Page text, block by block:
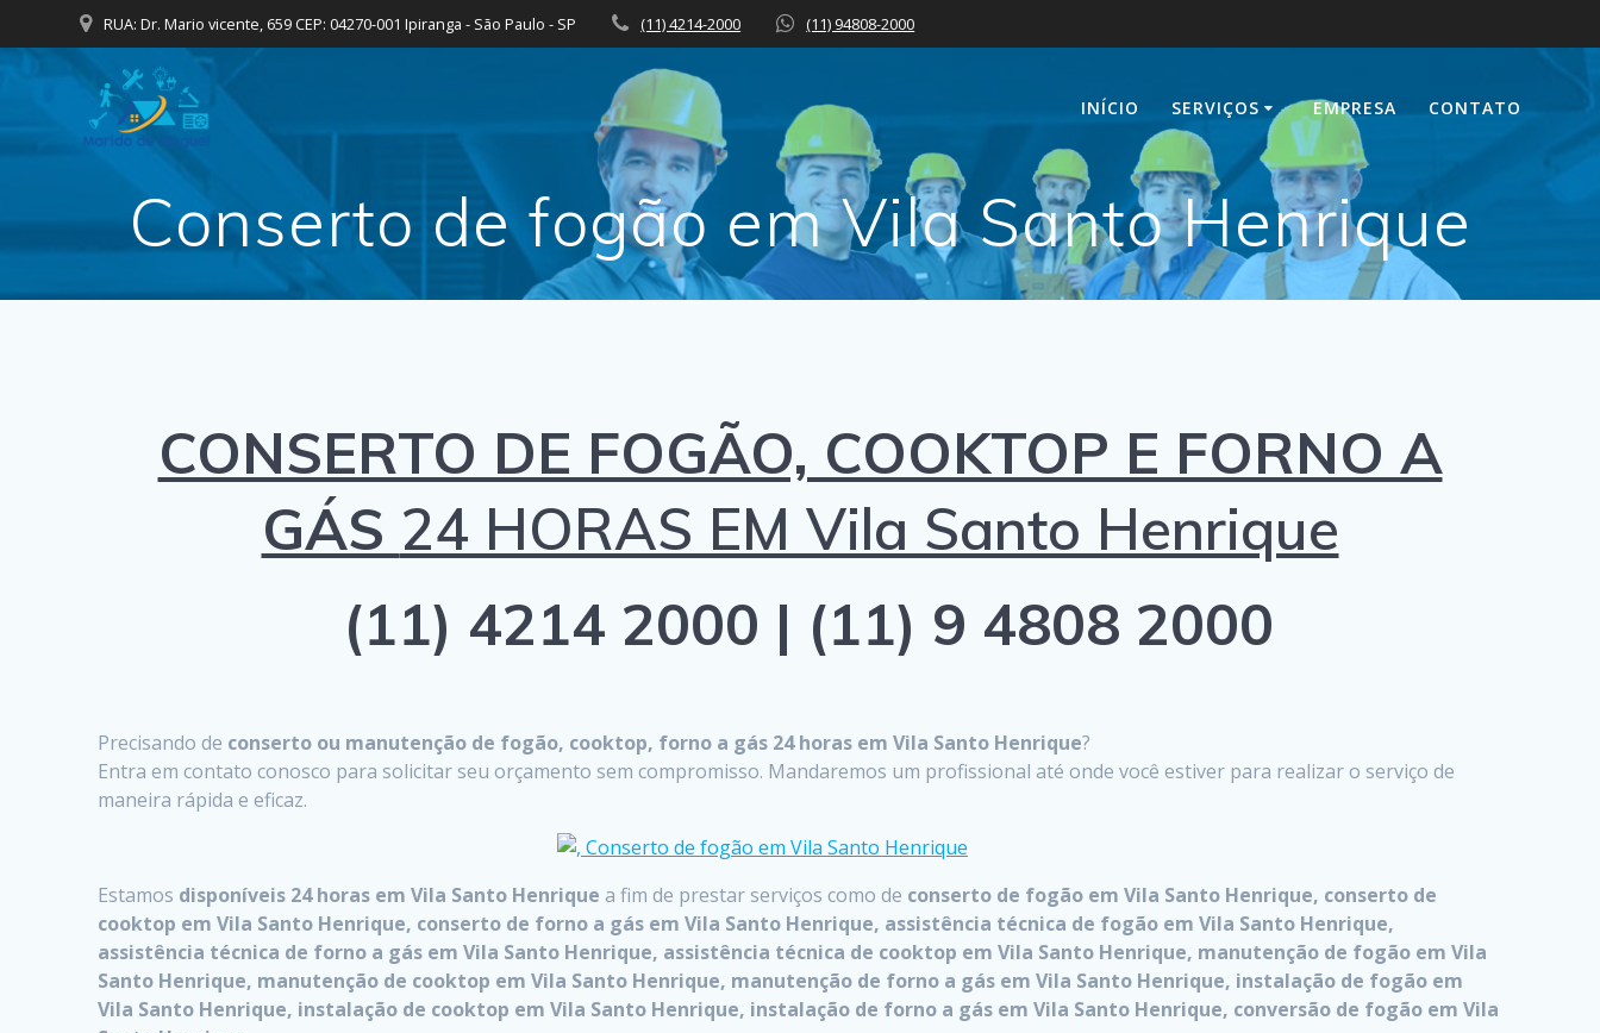
to
RUA: Dr. Mario vicente, 659 CEP: 04270-001 Ipiranga - São Paulo - SP (11) 4214-2000 (11) 94808-2000
INÍCIO SERVIÇOS EMPRESA CONTATO
Conserto de fogão em Vila Santo Henrique
CONSERTO DE FOGÃO, COOKTOP E FORNO A
GÁS 24 HORAS EM Vila Santo Henrique
(11) 4214 2000 | (11) 9 4808 2000
Precisando de conserto ou manutenção de fogão, cooktop, forno a gás 24 horas em Vila Santo Henrique?
Entra em contato conosco para solicitar seu orçamento sem compromisso. Mandaremos um profissional até onde você estiver para realizar o serviço de
maneira rápida e eficaz.
Estamos disponíveis 24 horas em Vila Santo Henriquea fim de prestar serviços como de conserto de fogão em Vila Santo Henrique, conserto de
cooktop em Vila Santo Henrique, conserto de forno a gás em Vila Santo Henrique, assistência técnica de fogão em Vila Santo Henrique,
assistência técnica de forno a gás em Vila Santo Henrique, assistência técnica de cooktop em Vila Santo Henrique, manutenção de fogão em Vila
Santo Henrique, manutenção de cooktop em Vila Santo Henrique, manutenção de forno a gás em Vila Santo Henrique, instalação de fogão em
Vila Santo Henrique, instalação de cooktop em Vila Santo Henrique, instalação de forno a gás em Vila Santo Henrique, conversão de fogão em Vila